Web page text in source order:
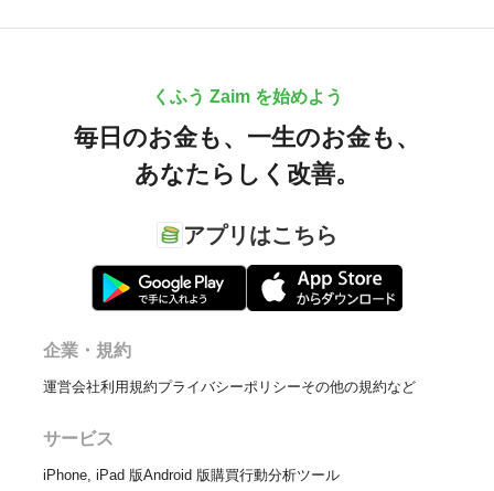
くふう Zaim を始めよう
毎日のお金も、 一生のお金も、
あなたらしく改善。
アプリはこちら
企業・規約
運営会社利用規約プライバシーポリシーその他の規約など
サービス
iPhone, iPad 版Android 版購買行動分析ツール